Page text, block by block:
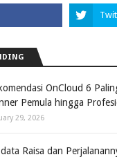
OnCloud 6
Pemula hingga
29, 2026
Raisa dan